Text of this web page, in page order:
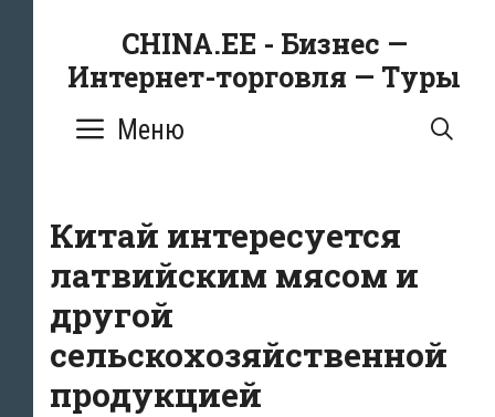
содержимому
CHINA.EE - Бизнес —
Интернет-торговля — Туры
Меню
Китай интересуется
латвийским мясом и
другой
сельскохозяйственной
продукцией